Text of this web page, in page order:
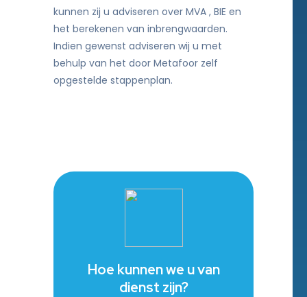
kunnen zij u adviseren over MVA , BIE en
het berekenen van inbrengwaarden.
Indien gewenst adviseren wij u met
behulp van het door Metafoor zelf
opgestelde stappenplan.
Hoe kunnen we u van
dienst zijn?